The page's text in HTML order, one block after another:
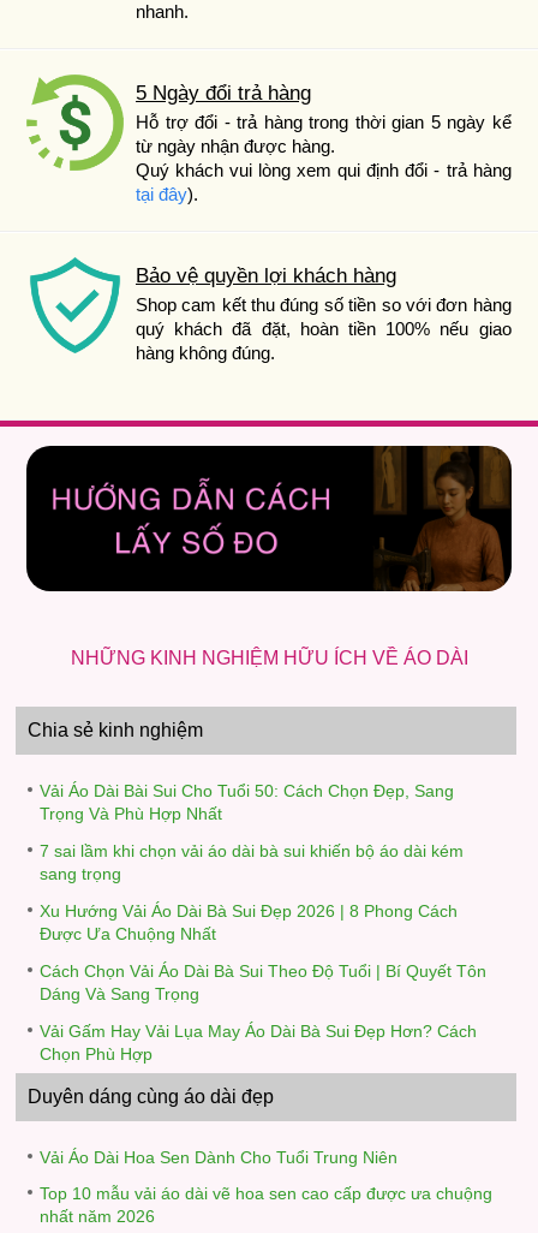
nhanh.
5 Ngày đổi trả hàng
Hỗ trợ đổi - trả hàng trong thời gian 5 ngày kể
từ ngày nhận được hàng.
Quý khách vui lòng xem qui định đổi - trả hàng
tại đây).
Bảo vệ quyền lợi khách hàng
Shop cam kết thu đúng số tiền so với đơn hàng
quý khách đã đặt, hoàn tiền 100% nếu giao
hàng không đúng.
NHỮNG KINH NGHIỆM HỮU ÍCH VỀ ÁO DÀI
Chia sẻ kinh nghiệm
Vải Áo Dài Bài Sui Cho Tuổi 50: Cách Chọn Đẹp, Sang
Trọng Và Phù Hợp Nhất
7 sai lầm khi chọn vải áo dài bà sui khiến bộ áo dài kém
sang trọng
Xu Hướng Vải Áo Dài Bà Sui Đẹp 2026 | 8 Phong Cách
Được Ưa Chuộng Nhất
Cách Chọn Vải Áo Dài Bà Sui Theo Độ Tuổi | Bí Quyết Tôn
Dáng Và Sang Trọng
Vải Gấm Hay Vải Lụa May Áo Dài Bà Sui Đẹp Hơn? Cách
Chọn Phù Hợp
Duyên dáng cùng áo dài đẹp
Vải Áo Dài Hoa Sen Dành Cho Tuổi Trung Niên
Top 10 mẫu vải áo dài vẽ hoa sen cao cấp được ưa chuộng
nhất năm 2026